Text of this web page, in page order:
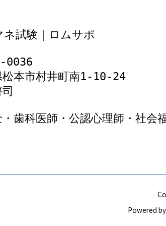
ネ試験｜ロムサポ
0036
松本市村井町南1‐10‐24
歯科医師・公認心理師・社会
Powered by